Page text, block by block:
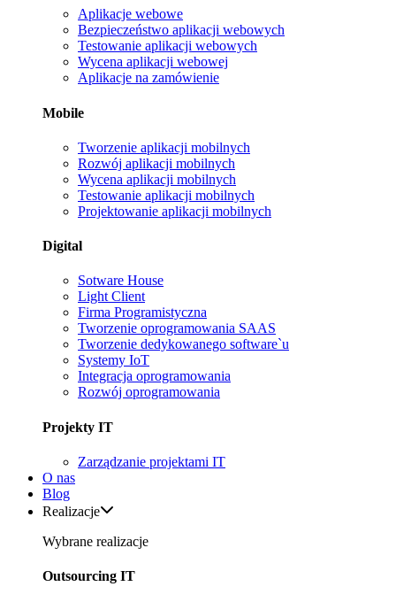
Aplikacje webowe
Bezpieczeństwo aplikacji webowych
Testowanie aplikacji webowych
Wycena aplikacji webowej
Aplikacje na zamówienie
Mobile
Tworzenie aplikacji mobilnych
Rozwój aplikacji mobilnych
Wycena aplikacji mobilnych
Testowanie aplikacji mobilnych
Projektowanie aplikacji mobilnych
Digital
Sotware House
Light Client
Firma Programistyczna
Tworzenie oprogramowania SAAS
Tworzenie dedykowanego software`u
Systemy IoT
Integracja oprogramowania
Rozwój oprogramowania
Projekty IT
Zarządzanie projektami IT
O nas
Blog
Realizacje
Wybrane realizacje
Outsourcing IT